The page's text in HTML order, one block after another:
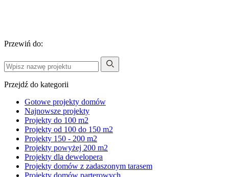
Przewiń do:
Przejdź do kategorii
Gotowe projekty domów
Najnowsze projekty
Projekty do 100 m2
Projekty od 100 do 150 m2
Projekty 150 - 200 m2
Projekty powyżej 200 m2
Projekty dla dewelopera
Projekty domów z zadaszonym tarasem
Projekty domów parterowych